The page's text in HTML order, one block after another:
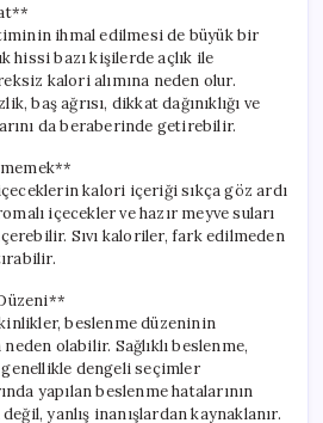
ihmal edilmesi de büyük bir
hissi bazı kişilerde açlık ile
kalori alımına neden olur.
baş ağrısı, dikkat dağınıklığı ve
da beraberinde getirebilir.
kalori içeriği sıkça göz ardı
içecekler ve hazır meyve suları
Sıvı kaloriler, fark edilmeden
beslenme düzeninin
olabilir. Sağlıklı beslenme,
dengeli seçimler
yapılan beslenme hatalarının
yanlış inanışlardan kaynaklanır.